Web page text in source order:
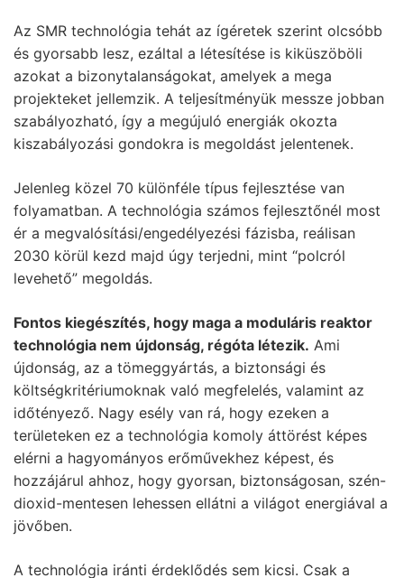
Az SMR technológia tehát az ígéretek szerint olcsóbb
és gyorsabb lesz, ezáltal a létesítése is kiküszöböli
azokat a bizonytalanságokat, amelyek a mega
projekteket jellemzik. A teljesítményük messze jobban
szabályozható, így a megújuló energiák okozta
kiszabályozási gondokra is megoldást jelentenek.
Jelenleg közel 70 különféle típus fejlesztése van
folyamatban. A technológia számos fejlesztőnél most
ér a megvalósítási/engedélyezési fázisba, reálisan
2030 körül kezd majd úgy terjedni, mint “polcról
levehető” megoldás.
Fontos kiegészítés, hogy maga a moduláris reaktor
technológia nem újdonság, régóta létezik. Ami
újdonság, az a tömeggyártás, a biztonsági és
költségkritériumoknak való megfelelés, valamint az
időtényező. Nagy esély van rá, hogy ezeken a
területeken ez a technológia komoly áttörést képes
elérni a hagyományos erőművekhez képest, és
hozzájárul ahhoz, hogy gyorsan, biztonságosan, szén-
dioxid-mentesen lehessen ellátni a világot energiával a
jövőben.
A technológia iránti érdeklődés sem kicsi. Csak a